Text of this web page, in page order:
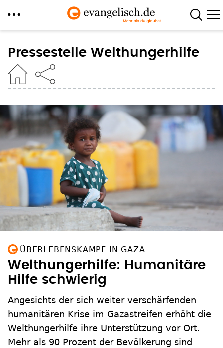
zum
Inhalt
Pressestelle Welthungerhilfe
ÜBERLEBENSKAMPF IN GAZA
Welthungerhilfe: Humanitäre
Hilfe schwierig
Angesichts der sich weiter verschärfenden
humanitären Krise im Gazastreifen erhöht die
Welthungerhilfe ihre Unterstützung vor Ort.
Mehr als 90 Prozent der Bevölkerung sind